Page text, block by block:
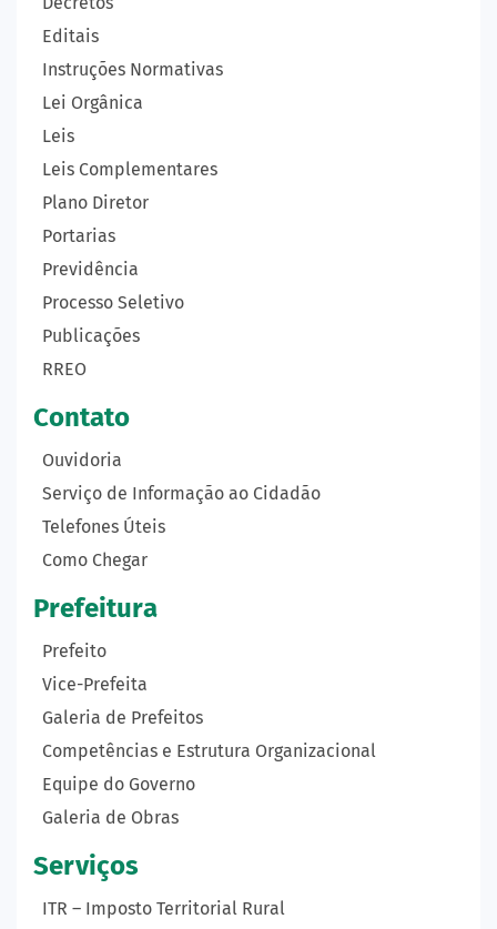
Editais
Instruções Normativas
Lei Orgânica
Leis
Leis Complementares
Plano Diretor
Portarias
Previdência
Processo Seletivo
Publicações
RREO
Contato
Ouvidoria
Serviço de Informação ao Cidadão
Telefones Úteis
Como Chegar
Prefeitura
Prefeito
Vice-Prefeita
Galeria de Prefeitos
Competências e Estrutura Organizacional
Equipe do Governo
Galeria de Obras
Serviços
ITR – Imposto Territorial Rural